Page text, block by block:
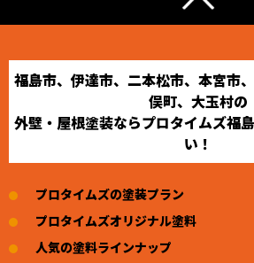
福島市、伊達市、二本松市、本宮市
俣町、大玉村の
外壁・屋根塗装ならプロタイムズ福
い！
プロタイムズの塗装プラン
プロタイムズオリジナル塗料
人気の塗料ラインナップ